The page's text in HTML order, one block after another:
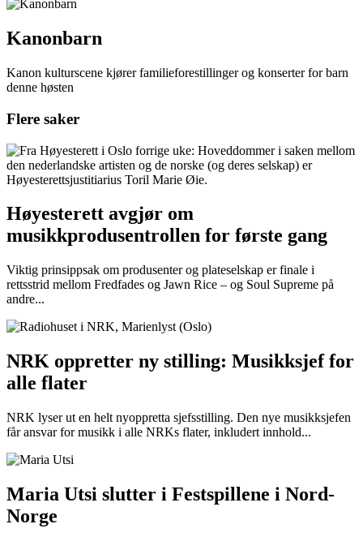
Kanonbarn
Kanon kulturscene kjører familieforestillinger og konserter for barn
denne høsten
Flere saker
Høyesterett avgjør om
musikkprodusentrollen for første gang
Viktig prinsippsak om produsenter og plateselskap er finale i
rettsstrid mellom Fredfades og Jawn Rice – og Soul Supreme på
andre...
NRK oppretter ny stilling: Musikksjef for
alle flater
NRK lyser ut en helt nyoppretta sjefsstilling. Den nye musikksjefen
får ansvar for musikk i alle NRKs flater, inkludert innhold...
Maria Utsi slutter i Festspillene i Nord-
Norge